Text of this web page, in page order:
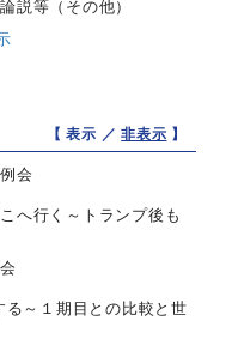
説等（その他）
【 表示 ／非表示 】
会
へ行く～トランプ後も
る～１期目との比較と世